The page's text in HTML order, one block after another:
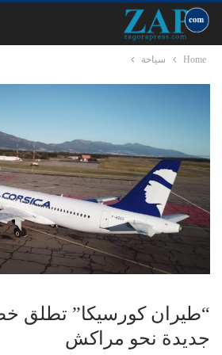
Home سياحة
“طيران كورسيكا” تطلق
جديدة نحو مراكش